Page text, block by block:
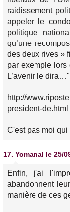
raidissement
appeler le
politique
qu’une
des deux rives »
par exemple lors
L’avenir le dira…"
http://
president-de.html
C'est pas moi qui
17. Yomanal le 25/
Enfin, j'ai
abandonnent
manière de ces